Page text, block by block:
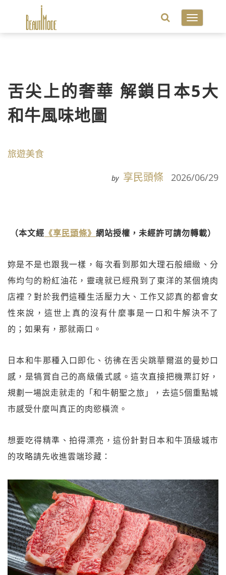
Toggle
舌尖上的奢華 解鎖日本5大
和牛風味地圖
旅遊美食
by 享民頭條 2026/06/29
（本文經 《享民頭條》 網站授權，未經許可請勿轉載）
妳是不是也跟我一樣，每次看到那如大理石般細緻、分
佈均勻的粉紅油花，靈魂就已經飛到了東洋的某個燒肉
店裡？對於我們這種生活壓力大、工作又認真的都會女
性來說，這世上真的沒有什麼事是一口和牛解決不了
的；如果有，那就兩口。
日本和牛那種入口即化、彷彿在舌尖跳華爾滋的曼妙口
感，是犒賞自己的高級儀式感。這次直接把機票訂好，
規劃一場說走就走的「和牛朝聖之旅」，去這5個重點城
市感受什麼叫真正的肉慾橫流。
想要吃得精準、拍得漂亮，這份針對日本和牛頂級城市
的攻略請先收進雲端珍藏：